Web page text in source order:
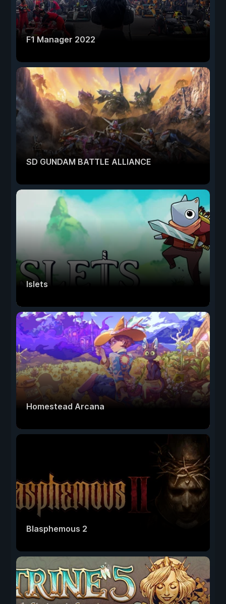
F1 Manager 2022
SD GUNDAM BATTLE ALLIANCE
Islets
Homestead Arcana
Blasphemous 2